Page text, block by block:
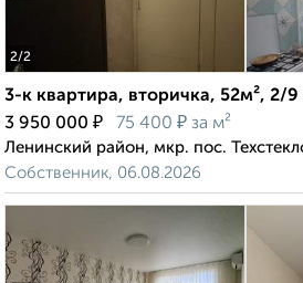
2/2
3-к квартира, вторичка, 52м², 2/
3 950 000 ₽ 75 400 ₽ за м²
Ленинский район, мкр. пос.
Собственник, 06.08.2026